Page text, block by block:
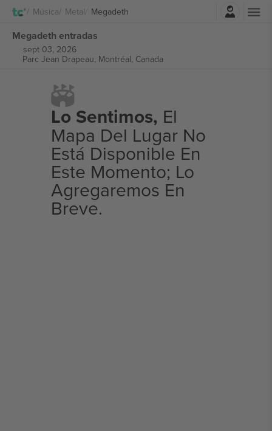
Música Metal Megadeth
Megadeth entradas
sept 03, 2026
Parc Jean Drapeau, Montréal, Canada
Lo Sentimos, El
Mapa Del Lugar No
Está Disponible En
Este Momento; Lo
Agregaremos En
Breve.